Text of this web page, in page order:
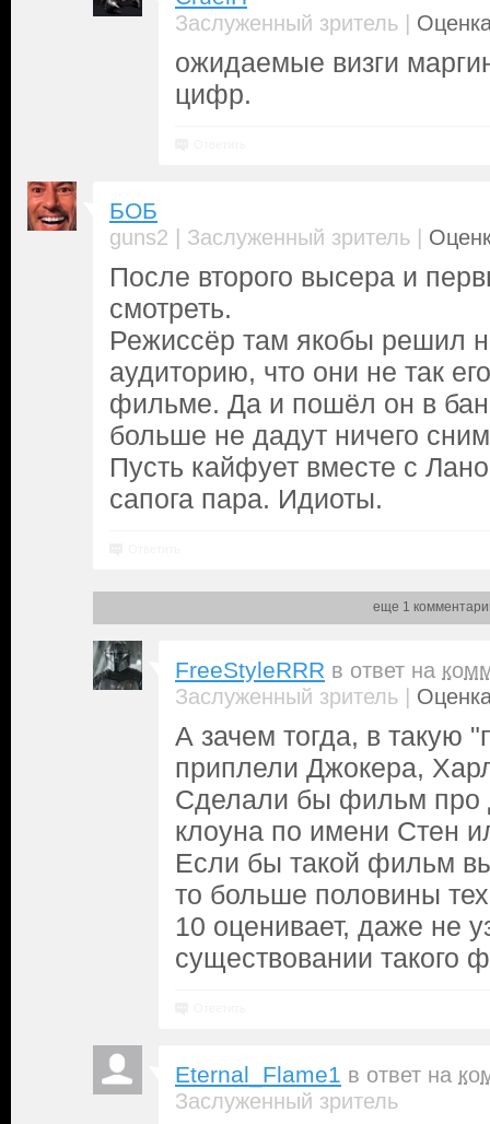
Заслуженный зритель |
ожидаемые визги
цифр.
БОБ
guns2 | Заслуженный зритель |
После второго высера и
смотреть.
Режиссёр там якобы решил
аудиторию, что они не так
фильме. Да и пошёл он в
больше не дадут ничего
Пусть кайфует вместе с
сапога пара. Идиоты.
еще 1
FreeStyleRRR в ответ на
Заслуженный зритель |
А зачем тогда, в такую
приплели Джокера,
Сделали бы фильм про
клоуна по имени Стен
Если бы такой фильм
то больше половины
10 оценивает, даже не
существовании такого
Eternal_Flame1 в ответ на
Заслуженный зритель